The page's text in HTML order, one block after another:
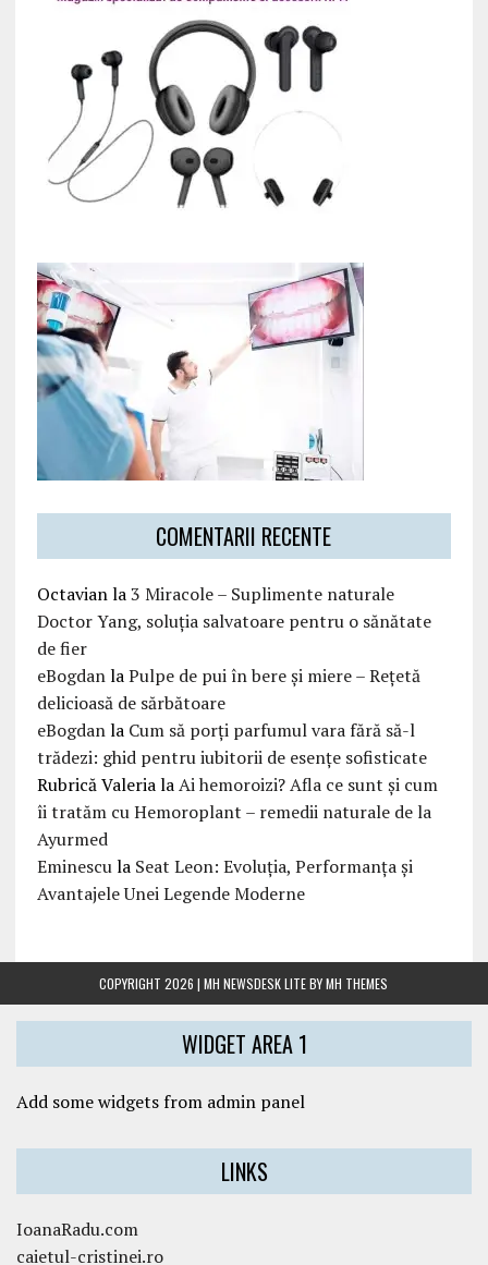
COMENTARII RECENTE
Octavianla3 Miracole – Suplimente naturale
Doctor Yang, soluția salvatoare pentru o sănătate
de fier
eBogdanlaPulpe de pui în bere și miere – Rețetă
delicioasă de sărbătoare
eBogdanla Cum să porți parfumul vara fără să-l
trădezi: ghid pentru iubitorii de esențe sofisticate
Rubrică ValerialaAi hemoroizi? Afla ce sunt și cum
îi tratăm cu Hemoroplant – remedii naturale de la
Ayurmed
Eminescula Seat Leon: Evoluția, Performanța și
Avantajele Unei Legende Moderne
COPYRIGHT 2026 | MH NEWSDESK LITE BYMH THEMES
WIDGET AREA 1
Add some widgets from admin panel
LINKS
IoanaRadu.com
caietul-cristinei.ro